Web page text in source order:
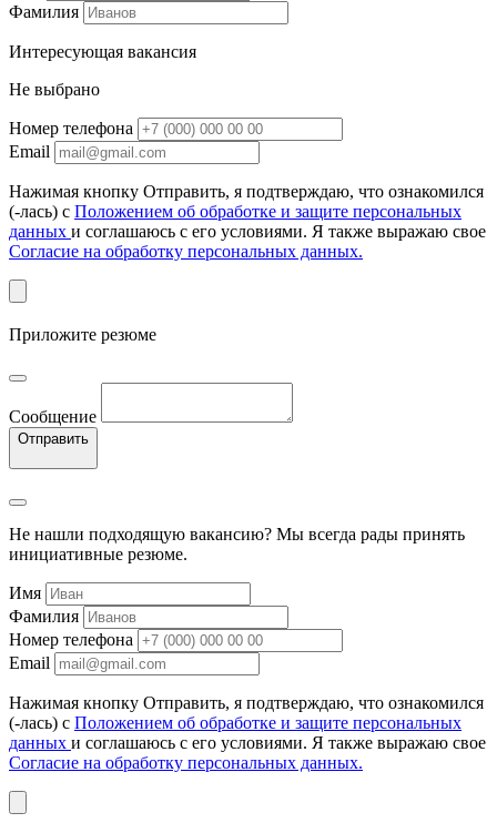
Фамилия
Интересующая вакансия
Не выбрано
Номер телефона
Email
Нажимая кнопку Отправить, я подтверждаю, что ознакомился
(-лась) с Положением об обработке и защите персональных
данных и соглашаюсь с его условиями. Я также выражаю свое
Согласие на обработку персональных данных.
Приложите резюме
Сообщение
Отправить
Не нашли подходящую вакансию? Мы всегда рады принять
инициативные резюме.
Имя
Фамилия
Номер телефона
Email
Нажимая кнопку Отправить, я подтверждаю, что ознакомился
(-лась) с Положением об обработке и защите персональных
данных и соглашаюсь с его условиями. Я также выражаю свое
Согласие на обработку персональных данных.